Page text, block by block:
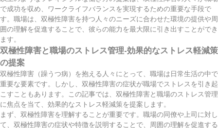
で成功を収め、ワークライフバランスを実現するための重要な手段で
す。職場は、双極性障害を持つ人々のニーズに合わせた環境の提供や周
囲の理解を促進することで、彼らの能力を最大限に引き出すことができ
ます。
双極性障害と職場のストレス管理-効果的なストレス軽減策
の提案
双極性障害（躁うつ病）を抱える人々にとって、職場は日常生活の中で
重要な要素です。しかし、双極性障害の症状が職場でストレスを引き起
こすこともあります。この記事では、双極性障害と職場のストレス管理
に焦点を当て、効果的なストレス軽減策を提案します。
まず、双極性障害を理解することが重要です。職場の同僚や上司に対し
て、双極性障害の症状や特徴を説明することで、周囲の理解を促進する